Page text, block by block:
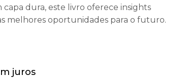
dura, este livro oferece insights
melhores oportunidades para o futuro.
juros